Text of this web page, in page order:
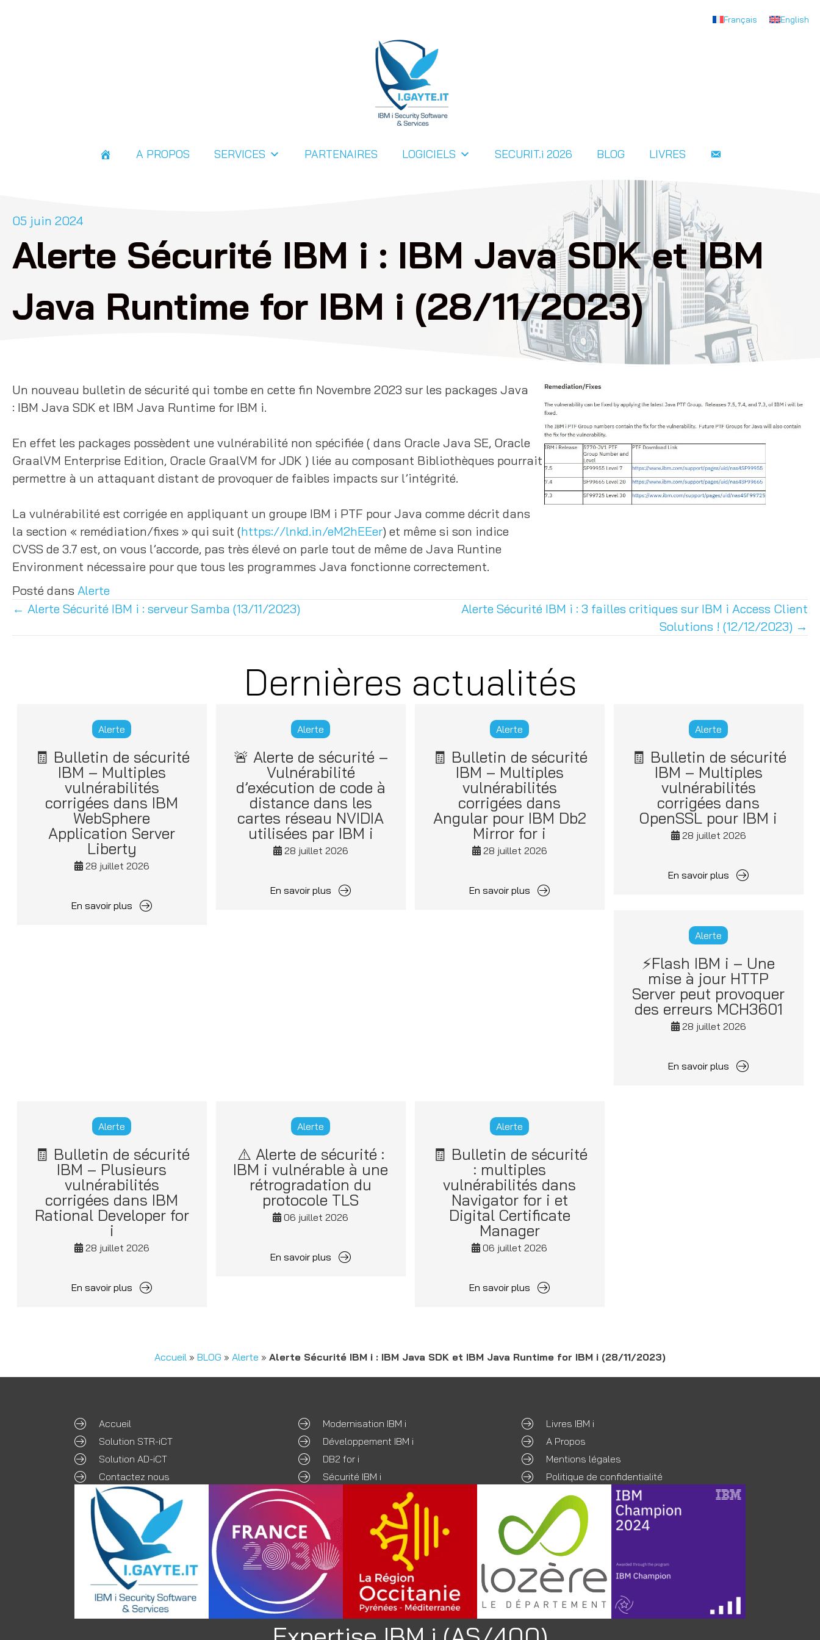
Français English
A PROPOS SERVICES PARTENAIRES LOGICIELS SECURIT.i 2026 BLOG LIVRES
05 juin 2024
Alerte Sécurité IBM i : IBM Java SDK et IBM
Java Runtime for IBM i (28/11/2023)
Un nouveau bulletin de sécurité qui tombe en cette fin Novembre 2023 sur les packages Java
: IBM Java SDK et IBM Java Runtime for IBM i.
En effet les packages possèdent une vulnérabilité non spécifiée ( dans Oracle Java SE, Oracle
GraalVM Enterprise Edition, Oracle GraalVM for JDK ) liée au composant Bibliothèques pourrait
permettre à un attaquant distant de provoquer de faibles impacts sur l’intégrité.
La vulnérabilité est corrigée en appliquant un groupe IBM i PTF pour Java comme décrit dans
la section « remédiation/fixes » qui suit (https://lnkd.in/eM2hEEer) et même si son indice
CVSS de 3.7 est, on vous l’accorde, pas très élevé on parle tout de même de Java Runtine
Environment nécessaire pour que tous les programmes Java fonctionne correctement.
Posté dans Alerte
Posts
← Alerte Sécurité IBM i : serveur Samba (13/11/2023)
Alerte Sécurité IBM i : 3 failles critiques sur IBM i Access Client
Solutions ! (12/12/2023) →
Dernières actualités
Alerte
🧾 Bulletin de sécurité
IBM – Multiples
vulnérabilités
corrigées dans IBM
WebSphere
Application Server
Liberty
28 juillet 2026
En savoir plus
Alerte
🚨 Alerte de sécurité –
Vulnérabilité
d’exécution de code à
distance dans les
cartes réseau NVIDIA
utilisées par IBM i
28 juillet 2026
En savoir plus
Alerte
🧾 Bulletin de sécurité
IBM – Multiples
vulnérabilités
corrigées dans
Angular pour IBM Db2
Mirror for i
28 juillet 2026
En savoir plus
Alerte
🧾 Bulletin de sécurité
IBM – Multiples
vulnérabilités
corrigées dans
OpenSSL pour IBM i
28 juillet 2026
En savoir plus
Alerte
⚡Flash IBM i – Une
mise à jour HTTP
Server peut provoquer
des erreurs MCH3601
28 juillet 2026
En savoir plus
Alerte
🧾 Bulletin de sécurité
IBM – Plusieurs
vulnérabilités
corrigées dans IBM
Rational Developer for
i
28 juillet 2026
En savoir plus
Alerte
⚠️ Alerte de sécurité :
IBM i vulnérable à une
rétrogradation du
protocole TLS
06 juillet 2026
En savoir plus
Alerte
🧾 Bulletin de sécurité
: multiples
vulnérabilités dans
Navigator for i et
Digital Certificate
Manager
06 juillet 2026
En savoir plus
Accueil » BLOG » Alerte » Alerte Sécurité IBM i : IBM Java SDK et IBM Java Runtime for IBM i (28/11/2023)
Accueil
Solution STR-iCT
Solution AD-iCT
Contactez nous
Modernisation IBM i
Développement IBM i
DB2 for i
Sécurité IBM i
Livres IBM i
A Propos
Mentions légales
Politique de confidentialité